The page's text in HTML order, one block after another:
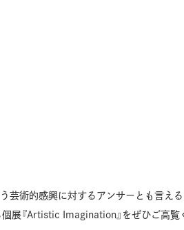
芸術的感興に対するアンサーとも言え
『Artistic Imagination』をぜひご高覧く